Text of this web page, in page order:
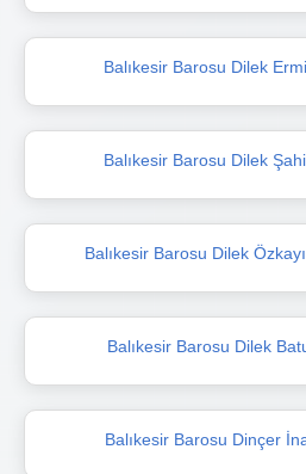
Balıkesir Barosu Dilek
Balıkesir Barosu Dilek
Balıkesir Barosu Dilek
Balıkesir Barosu Dilek
Balıkesir Barosu Dinçer